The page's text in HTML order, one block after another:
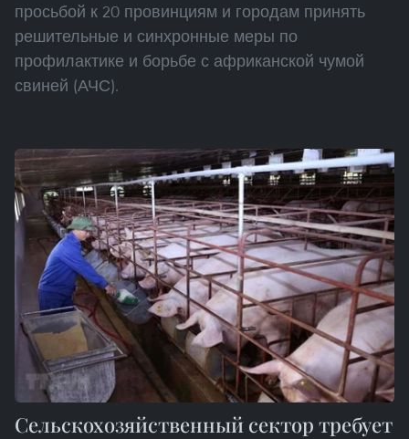
просьбой к 20 провинциям и городам принять
решительные и синхронные меры по
профилактике и борьбе с африканской чумой
свиней (АЧС).
Сельскохозяйственный сектор требует